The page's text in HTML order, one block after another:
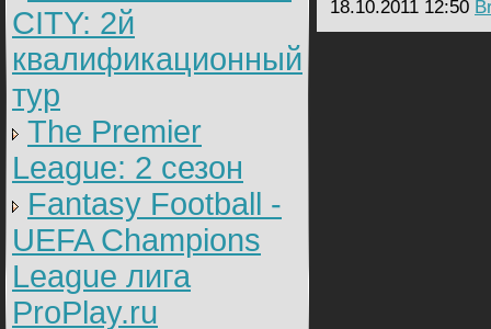
CITY: 2й
квалификационный
тур
The Premier
League: 2 cезон
Fantasy Football -
UEFA Champions
League лига
ProPlay.ru
18.10.2011 12:50